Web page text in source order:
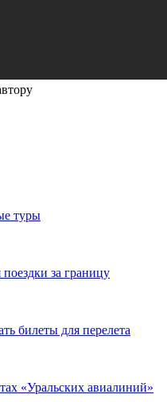
туры
за границу
билеты для перелета
«Уральских авиалиний»